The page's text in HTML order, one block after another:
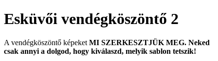
Esküvői vendégköszöntő 2
A vendégköszöntő képeket MI SZERKESZTJÜK MEG. Neked
csak annyi a dolgod, hogy kiválaszd, melyik sablon tetszik!